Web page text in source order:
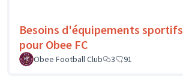
Besoins d'équipements sportifs
pour Obee FC
Obee Football Club
3 91